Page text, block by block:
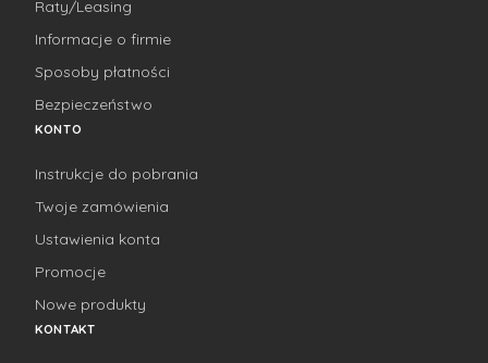
Raty/Leasing
Informacje o firmie
Sposoby płatności
Bezpieczeństwo
KONTO
Instrukcje do pobrania
Twoje zamówienia
Ustawienia konta
Promocje
Nowe produkty
KONTAKT